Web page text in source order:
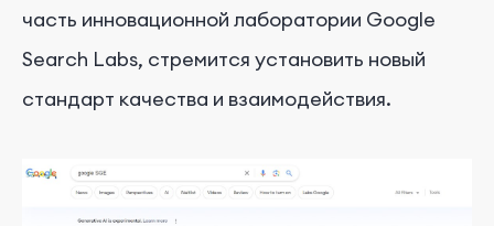
часть инновационной лаборатории Google
Search Labs, стремится установить новый
стандарт качества и взаимодействия.